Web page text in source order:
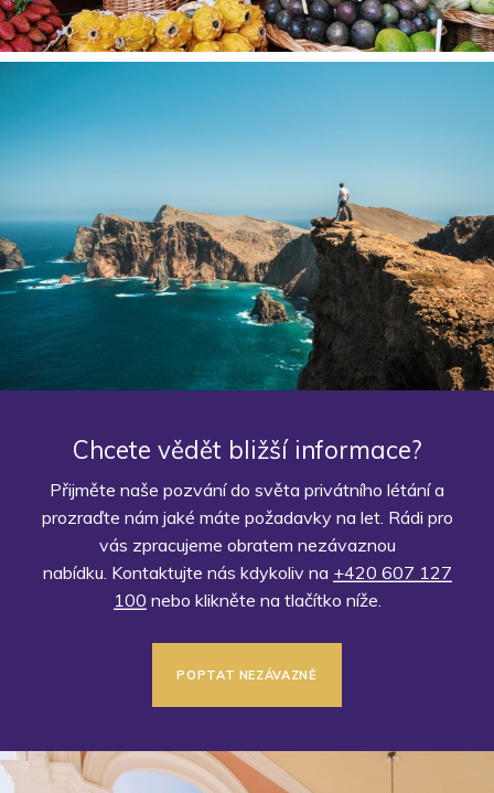
Chcete vědět bližší informace?
Přijměte naše pozvání do světa privátního létání a
prozraďte nám jaké máte požadavky na let. Rádi pro
vás zpracujeme obratem nezávaznou
nabídku. Kontaktujte nás kdykoliv na +420 607 127
100 nebo klikněte na tlačítko níže.
POPTAT NEZÁVAZNĚ